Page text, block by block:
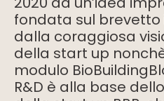
fondata sul brevetto
dalla coraggiosa
della start up
modulo
R&D è alla base